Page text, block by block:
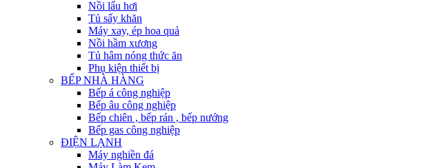
Nồi lẩu hơi
Tủ sấy khăn
Máy xay, ép hoa quả
Nồi hầm xương
Tủ hâm nóng thức ăn
Phụ kiện thiết bị
BẾP NHÀ HÀNG
Bếp á công nghiệp
Bếp âu công nghiệp
Bếp chiên , bếp rán , bếp nướng
Bếp gas công nghiệp
ĐIỆN LẠNH
Máy nghiền đá